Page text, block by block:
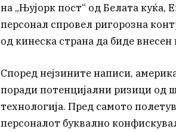
на „Њујорк пост“ од Белата
персонал спровел ригорозна
од кинеска страна да биде
Според нејзините написи,
поради потенцијални ризици од
технологија. Пред самото
персоналот буквално